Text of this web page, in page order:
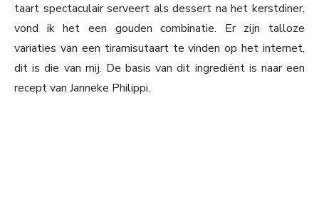
taart spectaculair serveert als dessert na het kerstdiner,
vond ik het een gouden combinatie. Er zijn talloze
variaties van een tiramisutaart te vinden op het internet,
dit is die van mij. De basis van dit ingrediënt is naar een
recept van Janneke Philippi.